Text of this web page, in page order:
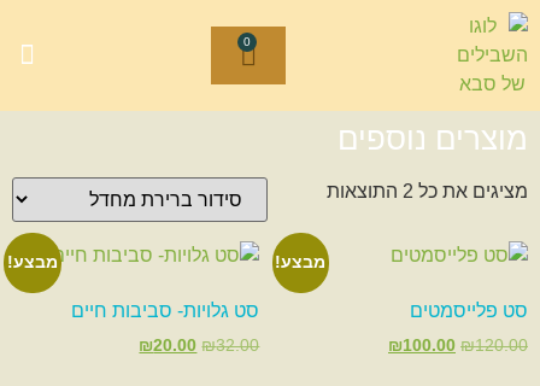
0
מוצרים נוספים
מציגים את כל ⁦2⁩ התוצאות
מבצע!
סט פלייסמטים
₪120.00
₪100.00
מבצע!
סט גלויות- סביבות חיים
₪32.00
₪20.00